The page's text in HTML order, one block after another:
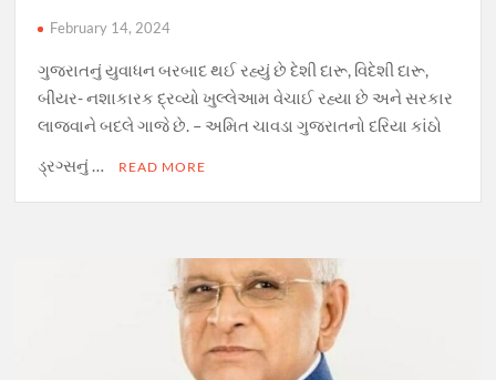
February 14, 2024
ગુજરાતનું યુવાધન બરબાદ થઈ રહ્યું છે દેશી દારૂ, વિદેશી દારૂ,
બીયર- નશાકારક દ્રવ્યો ખુલ્લેઆમ વેચાઈ રહ્યા છે અને સરકાર
લાજવાને બદલે ગાજે છે. – અમિત ચાવડા ગુજરાતનો દરિયા કાંઠો
ડ્રગ્સનું …
READ MORE